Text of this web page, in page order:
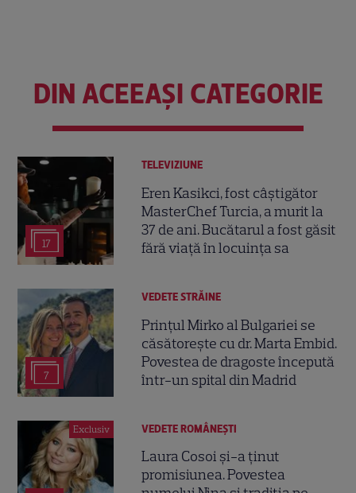
DIN ACEEAȘI CATEGORIE
17
TELEVIZIUNE
Eren Kasikci, fost câștigător
MasterChef Turcia, a murit la
37 de ani. Bucătarul a fost găsit
fără viață în locuința sa
7
VEDETE STRĂINE
Prințul Mirko al Bulgariei se
căsătorește cu dr. Marta Embid.
Povestea de dragoste începută
într-un spital din Madrid
Exclusiv VEDETE ROMÂNEŞTI
Laura Cosoi și-a ținut
promisiunea. Povestea